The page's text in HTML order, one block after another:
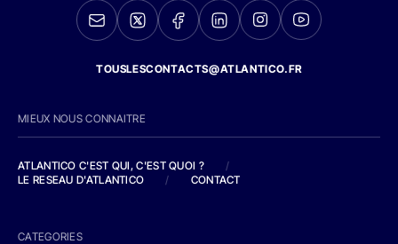
TOUSLESCONTACTS@ATLANTICO.FR
MIEUX NOUS CONNAITRE
ATLANTICO C'EST QUI, C'EST QUOI ?
/
LE RESEAU D'ATLANTICO
/ CONTACT
CATEGORIES